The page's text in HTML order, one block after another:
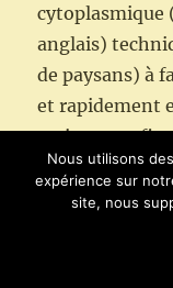
cytoplasmique
anglais)
de paysans) à
et rapidement
croisement
une lignée
Les graines
Nous utilisons
expérience sur
site, nous